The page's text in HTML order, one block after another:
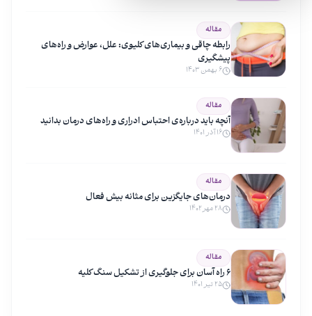
مقاله
رابطه چاقی و بیماری‌های کلیوی: علل، عوارض و راه‌های
پیشگیری
۶ بهمن ۱۴۰۳
مقاله
آنچه باید درباره‌ی احتباس ادراری و راه‌های درمان بدانید
۱۶ آذر ۱۴۰۱
مقاله
درمان‌های جایگزین برای مثانه بیش فعال
۲۸ مهر ۱۴۰۲
مقاله
۶ راه آسان برای جلوگیری از تشکیل سنگ کلیه
۲۵ تیر ۱۴۰۱